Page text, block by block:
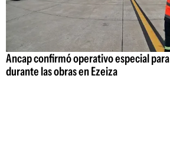
Ancap confirmó operativo especial
durante las obras en Ezeiza